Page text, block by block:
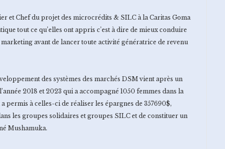
et Chef du projet des microcrédits & SILC à la Caritas Goma
tout ce qu’elles ont appris c’est à dire de mieux conduire
avant de lancer toute activité génératrice de revenu
des systèmes des marchés DSM vient après un
2018 et 2023 qui a accompagné 1050 femmes dans la
permis à celles-ci de réaliser les épargnes de 357690$,
les groupes solidaires et groupes SILC et de constituer un
Mushamuka.